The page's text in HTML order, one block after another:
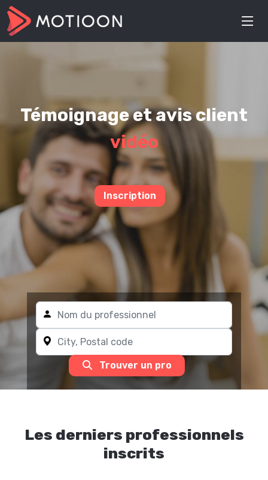
Témoignage et avis client
vidéo
Inscription
Trouver un pro
Les derniers professionnels
inscrits